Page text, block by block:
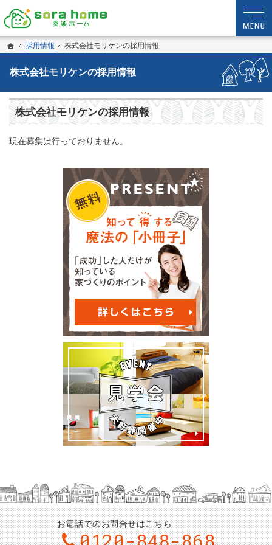
ホーム
採用情報 株式会社モリケンの採用情報
株式会社モリケンの採用情報
静岡・沼津市の新築・注文住宅・新築戸建てなら夢を現実にする工務店のsora
sora home 奏楽ホーム‐静岡・沼津市の新築・注文住宅・新築戸建てなら工務店の
株式会社モリケンの採用情報
現在募集は行っておりません。
お電話でのお問合せはこちら